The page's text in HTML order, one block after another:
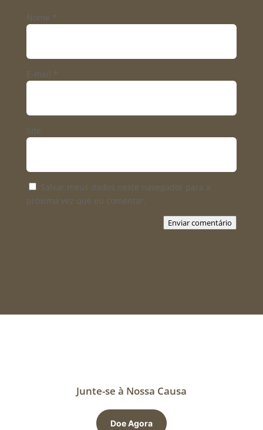
Nome *
E-mail *
Site
Salvar meus dados neste navegador para a
próxima vez que eu comentar.
Enviar comentário
Junte-se à Nossa Causa
Doe Agora